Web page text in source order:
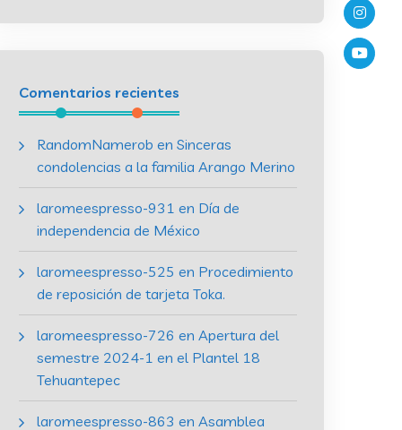
Comentarios recientes
RandomNamerob en Sinceras
condolencias a la familia Arango Merino
laromeespresso-931 en Día de
independencia de México
laromeespresso-525 en Procedimiento
de reposición de tarjeta Toka.
laromeespresso-726 en Apertura del
semestre 2024-1 en el Plantel 18
Tehuantepec
laromeespresso-863 en Asamblea